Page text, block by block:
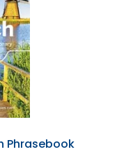
Phrasebook